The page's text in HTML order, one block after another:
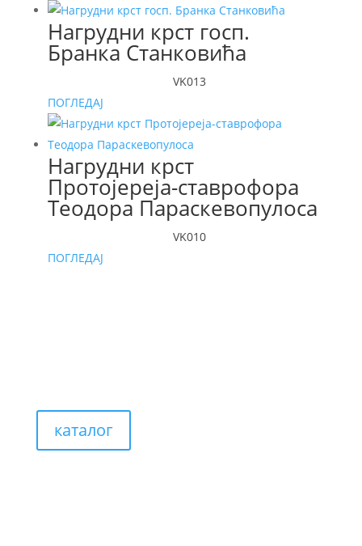
Нагрудни крст госп.
Бранка Станковића
VK013
ПОГЛЕДАЈ
Нагрудни крст
Протојереја-ставрофора
Теодора Параскевопулоса
VK010
ПОГЛЕДАЈ
каталог